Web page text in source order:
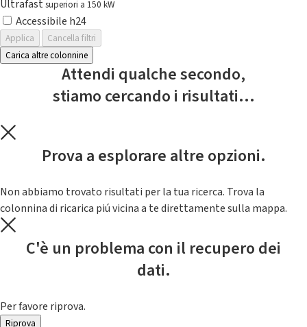
Ultrafast superiori a 150 kW
Accessibile h24
Applica
Cancella filtri
Carica altre colonnine
Attendi qualche secondo,
stiamo cercando i risultati...
Prova a esplorare altre opzioni.
Non abbiamo trovato risultati per la tua ricerca. Trova la
colonnina di ricarica piú vicina a te direttamente sulla mappa.
C'è un problema con il recupero dei
dati.
Per favore riprova.
Riprova